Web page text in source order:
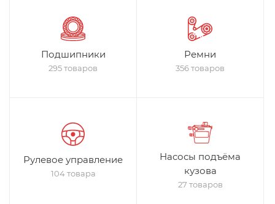
Подшипники
295 товаров
Ремни
356 товаров
Рулевое управление
104 товара
Насосы подъёма
кузова
27 товаров